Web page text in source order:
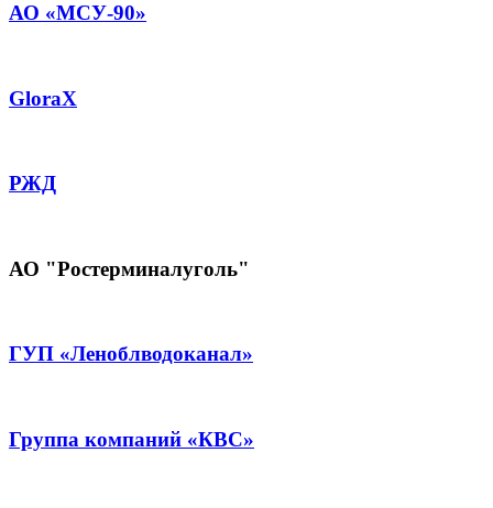
АО «МСУ-90»
GloraX
РЖД
АО "Ростерминалуголь"
ГУП «Леноблводоканал»
Группа компаний «КВС»